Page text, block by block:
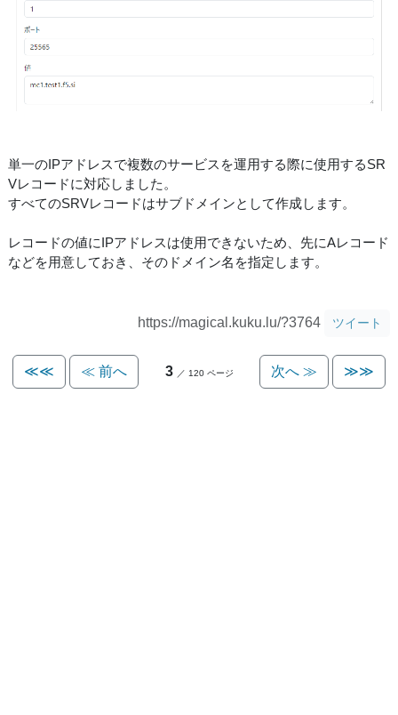
単一のIPアドレスで複数のサービスを運用する際に使用するSR
Vレコードに対応しました。
すべてのSRVレコードはサブドメインとして作成します。
レコードの値にIPアドレスは使用できないため、先にAレコード
などを用意しておき、そのドメイン名を指定します。
https://magical.kuku.lu/?3764 ツイート
≪≪ ≪ 前へ 3 ／ 120 ページ 次へ ≫ ≫≫